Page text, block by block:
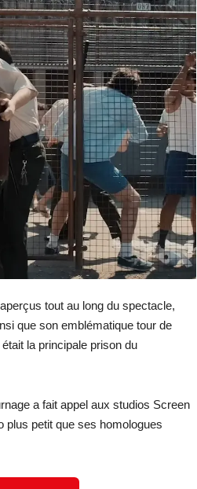
tout au long du spectacle,
que son emblématique tour de
la principale prison du
a fait appel aux studios Screen
plus petit que ses homologues